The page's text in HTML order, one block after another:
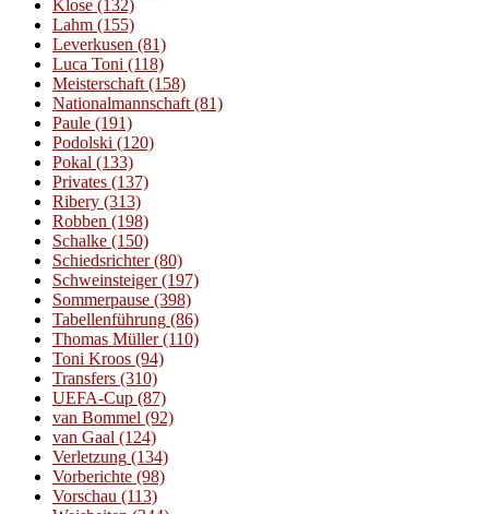
Klose (132)
Lahm (155)
Leverkusen (81)
Luca Toni (118)
Meisterschaft (158)
Nationalmannschaft (81)
Paule (191)
Podolski (120)
Pokal (133)
Privates (137)
Ribery (313)
Robben (198)
Schalke (150)
Schiedsrichter(80)
Schweinsteiger(197)
Sommerpause (398)
Tabellenführung (86)
Thomas Müller(110)
Toni Kroos (94)
Transfers (310)
UEFA-Cup (87)
van Bommel (92)
van Gaal (124)
Verletzung (134)
Vorberichte (98)
Vorschau (113)